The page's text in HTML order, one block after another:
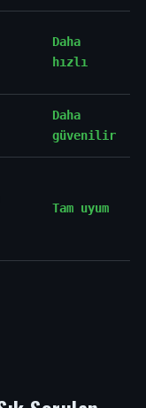
Daha
hızlı
Daha
güvenilir
Tam uyum